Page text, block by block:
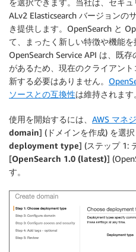
を選択できます。当社は、セキュ
ALv2 Elasticsearch バージョンの
き提供します。OpenSearch と
て、まったく新しい特徴や機能
OpenSearch Service API は、既
があるため、現在のクライアン
新する必要はありません。
ソースとの互換性は維持されます
使用を開始するには、 AWS マネ
domain] (ドメインを作成) を選
deployment type] (ステップ 1:
[OpenSearch 1.0 (latest)]
す。